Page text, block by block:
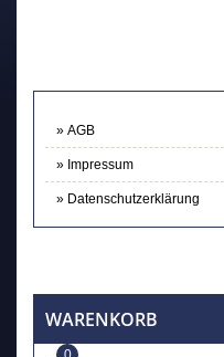
AGB
Impressum
Datenschutzerklärung
WARENKORB